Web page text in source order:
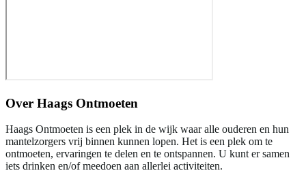
Over Haags Ontmoeten
Haags Ontmoeten is een plek in de wijk waar alle ouderen en hun
mantelzorgers vrij binnen kunnen lopen. Het is een plek om te
ontmoeten, ervaringen te delen en te ontspannen. U kunt er samen
iets drinken en/of meedoen aan allerlei activiteiten.